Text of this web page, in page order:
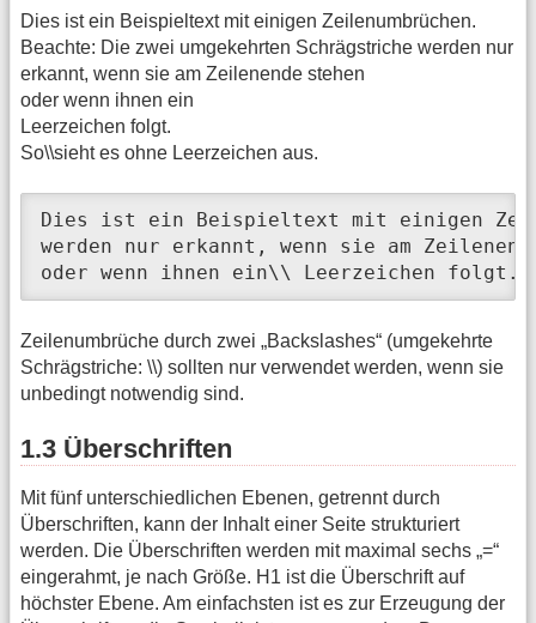
Dies ist ein Beispieltext mit einigen Zeilenumbrüchen.
Beachte: Die zwei umgekehrten Schrägstriche werden nur
erkannt, wenn sie am Zeilenende stehen
oder wenn ihnen ein
Leerzeichen folgt.
So\\sieht es ohne Leerzeichen aus.
Dies ist ein Beispieltext mit einigen
werden nur erkannt, wenn sie am
oder wenn ihnen ein\\ Leerzeichen
Zeilenumbrüche durch zwei „Backslashes“ (umgekehrte
Schrägstriche: \\) sollten nur verwendet werden, wenn sie
unbedingt notwendig sind.
1.3 Überschriften
Mit fünf unterschiedlichen Ebenen, getrennt durch
Überschriften, kann der Inhalt einer Seite strukturiert
werden. Die Überschriften werden mit maximal sechs „=“
eingerahmt, je nach Größe. H1 ist die Überschrift auf
höchster Ebene. Am einfachsten ist es zur Erzeugung der